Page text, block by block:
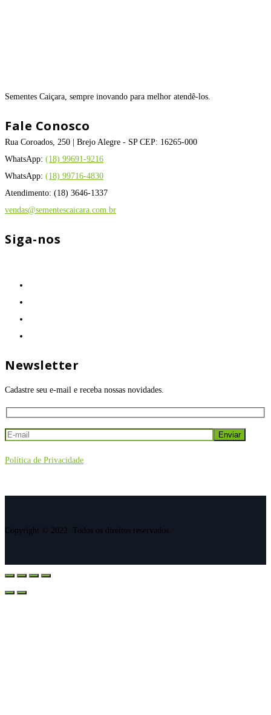
Sementes Caiçara, sempre inovando para melhor atendê-los.
Fale Conosco
Rua Coroados, 250 | Brejo Alegre - SP CEP: 16265-000
WhatsApp: (18) 99691-9216
WhatsApp: (18) 99716-4830
Atendimento: (18) 3646-1337
vendas@sementescaicara.com.br
Siga-nos
Newsletter
Cadastre seu e-mail e receba nossas novidades.
Política de Privacidade
Copyright © 2022. Todos os direitos reservados.